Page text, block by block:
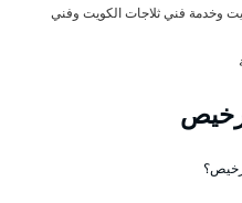
وخدمة فني ثلاجات الكويت وفني